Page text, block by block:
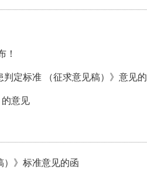
！
定标准 （征求意见稿）》意见
意见
）》标准意见的函